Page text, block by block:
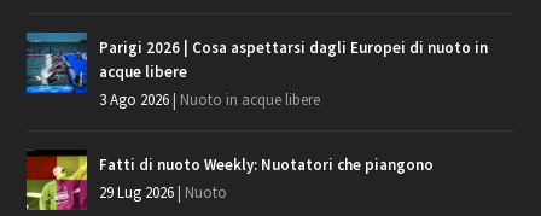
Parigi 2026 | Cosa aspettarsi dagli Europei di nuoto in
acque libere
3 Ago 2026| Nuoto in acque libere
Fatti di nuoto Weekly: Nuotatori che piangono
29 Lug 2026| Nuoto